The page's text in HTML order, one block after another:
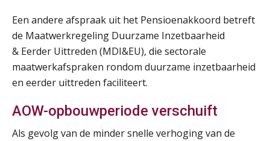
Een andere afspraak uit het Pensioenakkoord betreft
de Maatwerkregeling Duurzame Inzetbaarheid
& Eerder Uittreden (MDI&EU), die sectorale
maatwerkafspraken rondom duurzame inzetbaarheid
en eerder uittreden faciliteert.
AOW-opbouwperiode verschuift
Als gevolg van de minder snelle verhoging van de
28
AUG
Online Vakopleiding Payroll Services (VPS)
MOCuitgevers
28
AUG
Opfriscursus VPS (NIRPA PE)
Markus Verbeek Praehep
31
AUG
Praktijkdiploma Loonadministratie (PDL®)
Markus Verbeek Praehep